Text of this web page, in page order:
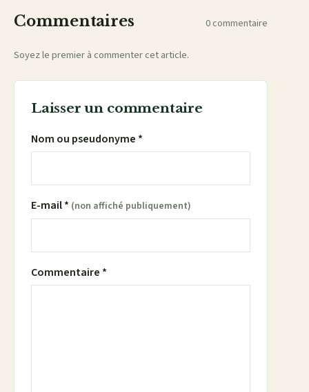
Commentaires 0 commentaire
Soyez le premier à commenter cet article.
Laisser un commentaire
Nom ou pseudonyme *
E-mail * (non affiché publiquement)
Commentaire *